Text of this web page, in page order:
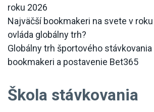
roku 2026
Najväčší bookmakeri na svete v
ovláda globálny trh?
Globálny trh športového stávkovania
bookmakeri a postavenie Bet365
Škola stávkovania